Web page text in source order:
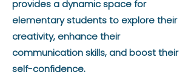
provides a dynamic space for
elementary students to explore their
creativity, enhance their
communication skills, and boost their
self-confidence.